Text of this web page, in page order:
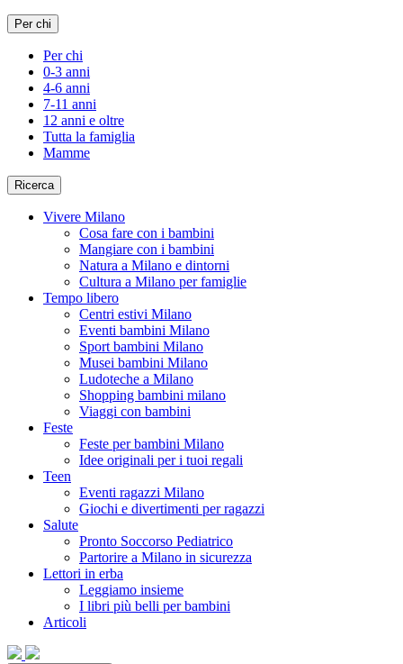
Per chi
Per chi
0-3 anni
4-6 anni
7-11 anni
12 anni e oltre
Tutta la famiglia
Mamme
Ricerca
Vivere Milano
Cosa fare con i bambini
Mangiare con i bambini
Natura a Milano e dintorni
Cultura a Milano per famiglie
Tempo libero
Centri estivi Milano
Eventi bambini Milano
Sport bambini Milano
Musei bambini Milano
Ludoteche a Milano
Shopping bambini milano
Viaggi con bambini
Feste
Feste per bambini Milano
Idee originali per i tuoi regali
Teen
Eventi ragazzi Milano
Giochi e divertimenti per ragazzi
Salute
Pronto Soccorso Pediatrico
Partorire a Milano in sicurezza
Lettori in erba
Leggiamo insieme
I libri più belli per bambini
Articoli